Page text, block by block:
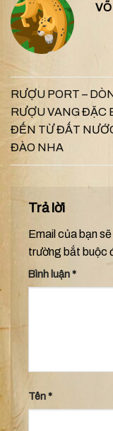
RƯỢU PORT –
RƯỢU VANG ĐẶC
ĐẾN TỪ ĐẤT
ĐÀO NHA
Trả lời
Email của bạn
trường bắt buộc
Bình luận*
Tên*